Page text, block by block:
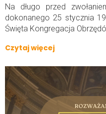
Na długo przed
dokonanego 25 stycznia
Święta Kongregacja
Czytaj więcej